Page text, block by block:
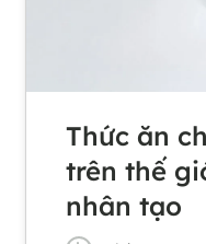
Thức ăn
trên thế
nhân tạo